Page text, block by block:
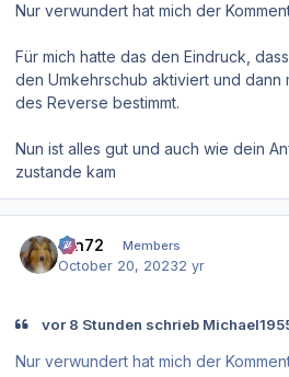
Nur verwundert hat mich der
Für mich hatte das den Eindruck,
den Umkehrschub aktiviert und dann
des Reverse bestimmt.
Nun ist alles gut und auch wie dein
zustande kam
ron72 Members
October 20, 20232 yr
vor 8 Stunden schrieb
Nur verwundert hat mich der